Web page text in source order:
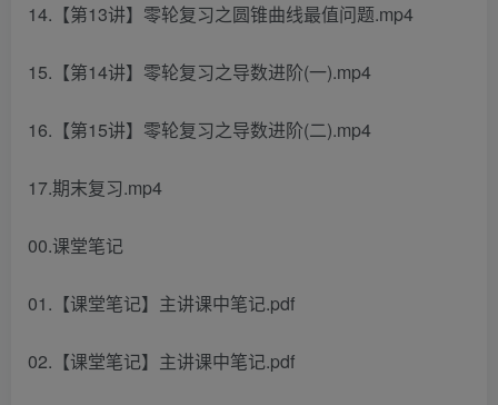
14.【第13讲】零轮复习之圆锥曲线最值问题.mp4
15.【第14讲】零轮复习之导数进阶(一).mp4
16.【第15讲】零轮复习之导数进阶(二).mp4
17.期末复习.mp4
00.课堂笔记
01.【课堂笔记】主讲课中笔记.pdf
02.【课堂笔记】主讲课中笔记.pdf